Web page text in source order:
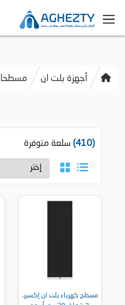
أجهزة بلت ان
(410) سلعة متوفرة
مسطح كهرباء بلت ان إكسبر،